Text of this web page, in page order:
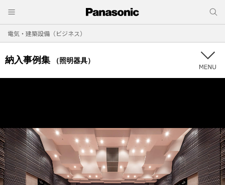
電気・建築設備（ビジネス）
納入事例集 （照明器具）